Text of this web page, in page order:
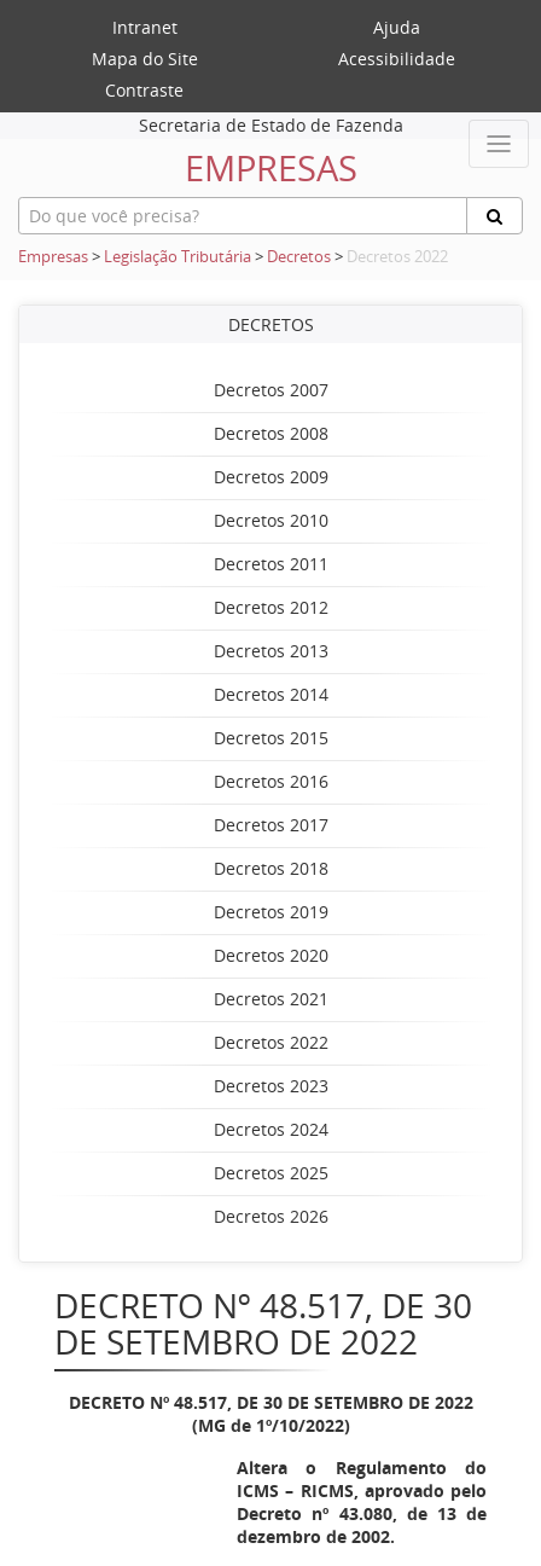
Intranet
Ajuda
Mapa do Site
Acessibilidade
Contraste
Secretaria de Estado de Fazenda
EMPRESAS
Empresas> Legislação Tributária> Decretos> Decretos 2022
DECRETOS
Decretos 2007
Decretos 2008
Decretos 2009
Decretos 2010
Decretos 2011
Decretos 2012
Decretos 2013
Decretos 2014
Decretos 2015
Decretos 2016
Decretos 2017
Decretos 2018
Decretos 2019
Decretos 2020
Decretos 2021
Decretos 2022
Decretos 2023
Decretos 2024
Decretos 2025
Decretos 2026
DECRETO Nº 48.517, DE 30
DE SETEMBRO DE 2022
DECRETO Nº 48.517, DE 30 DE SETEMBRO DE 2022
(MG de 1º/10/2022)
Altera o Regulamento do
ICMS – RICMS, aprovado pelo
Decreto nº 43.080, de 13 de
dezembro de 2002.